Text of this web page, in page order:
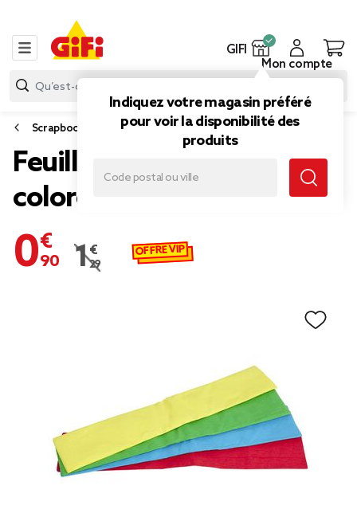
GIFI
Indiquez votre magasin préféré
pour voir la disponibilité des
produits
Mon compte
Scrapbooking
Feuille de papier crépon
coloré x5
0,90 €
Prix remisé de 1,29 € à 0,90 €
1,29 € OFFRE VIP